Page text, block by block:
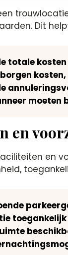
Dit
totale
en
en